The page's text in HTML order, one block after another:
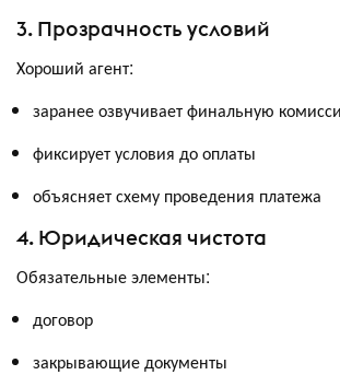
3. Прозрачность условий
Хороший агент:
заранее озвучивает финальную
фиксирует условия до оплаты
объясняет схему проведения платежа
4. Юридическая чистота
Обязательные элементы:
договор
закрывающие документы